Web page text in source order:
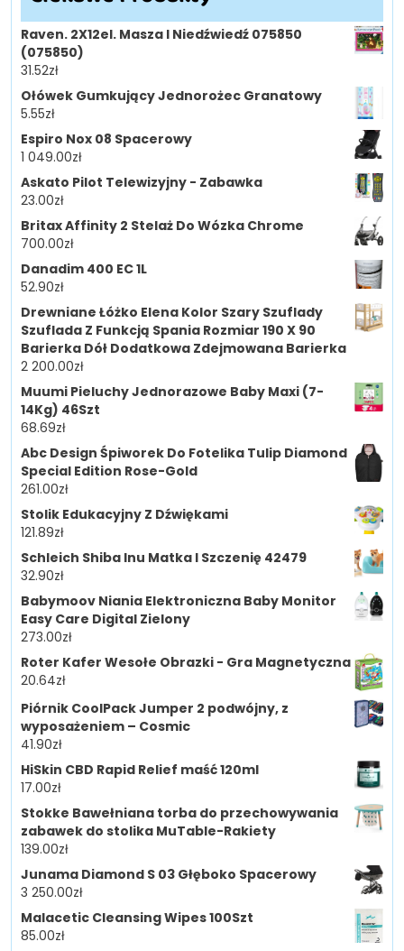
Raven. 2X12el. Masza I Niedźwiedź 075850
(075850)
31.52zł
Ołówek Gumkujący Jednorożec Granatowy
5.55zł
Espiro Nox 08 Spacerowy
1 049.00zł
Askato Pilot Telewizyjny - Zabawka
23.00zł
Britax Affinity 2 Stelaż Do Wózka Chrome
700.00zł
Danadim 400 EC 1L
52.90zł
Drewniane Łóżko Elena Kolor Szary Szuflady
Szuflada Z Funkcją Spania Rozmiar 190 X 90
Barierka Dół Dodatkowa Zdejmowana Barierka
2 200.00zł
Muumi Pieluchy Jednorazowe Baby Maxi (7-
14Kg) 46Szt
68.69zł
Abc Design Śpiworek Do Fotelika Tulip Diamond
Special Edition Rose-Gold
261.00zł
Stolik Edukacyjny Z Dźwiękami
121.89zł
Schleich Shiba Inu Matka I Szczenię 42479
32.90zł
Babymoov Niania Elektroniczna Baby Monitor
Easy Care Digital Zielony
273.00zł
Roter Kafer Wesołe Obrazki - Gra Magnetyczna
20.64zł
Piórnik CoolPack Jumper 2 podwójny, z
wyposażeniem – Cosmic
41.90zł
HiSkin CBD Rapid Relief maść 120ml
17.00zł
Stokke Bawełniana torba do przechowywania
zabawek do stolika MuTable-Rakiety
139.00zł
Junama Diamond S 03 Głęboko Spacerowy
3 250.00zł
Malacetic Cleansing Wipes 100Szt
85.00zł